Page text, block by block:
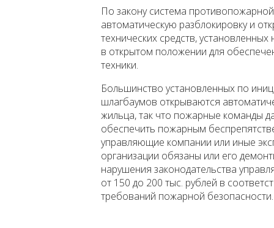
По закону система
автоматическую разблокировку и
технических средств,
в открытом положении для
техники.
Большинство установленных по
шлагбаумов открываются
жильца, так что пожарные команды
обеспечить пожарным
управляющие компании или иные
организации обязаны или его
нарушения законодательства
от 150 до 200 тыс. рублей в
требований пожарной безопасности.